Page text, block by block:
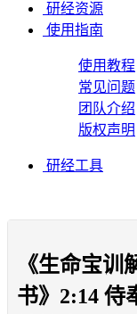
研经资源
使用指南
使用教程
常见问题
团队介绍
版权声明
研经工具
《生命宝
书》2:14 侍